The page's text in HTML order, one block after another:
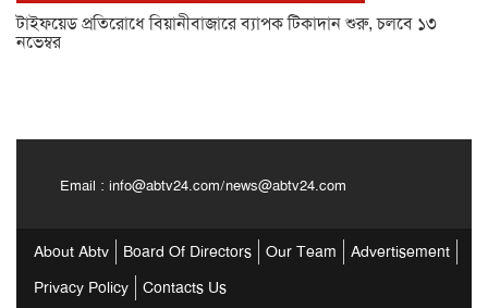
টাইফয়েড প্রতিরোধে বিয়ানীবাজারে ব্যাপক টিকাদান শুরু, চলবে ১৩
নভেম্বর
Email : info@abtv24.com/news@abtv24.com
About Abtv Board Of Directors Our Team
Advertisement
Privacy Policy
Contacts Us